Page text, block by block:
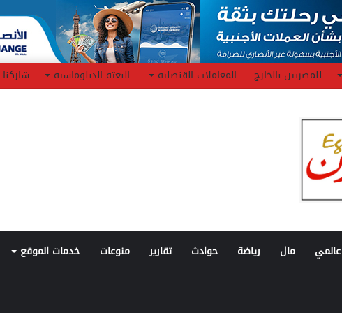
للمصريين بالخارج المعاملات القنصليه البعثه الدبلوماسيه شاركنا
عالمي مال رياضة حوادث تقارير منوعات خدمات الموقع